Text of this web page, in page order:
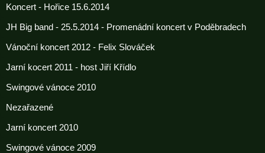
Koncert - Hořice 15.6.2014
JH Big band - 25.5.2014 - Promenádní koncert v Poděbradech
Vánoční koncert 2012 - Felix Slováček
Jarní kocert 2011 - host Jiří Křídlo
Swingové vánoce 2010
Nezařazené
Jarní koncert 2010
Swingové vánoce 2009